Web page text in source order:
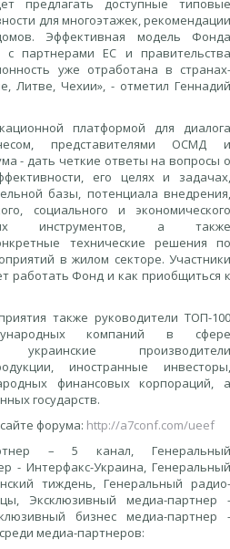
предлагать доступные типовые
для многоэтажек, рекомендации
Эффективная модель Фонда
с партнерами ЕС и правительства
уже отработана в странах-
Литве, Чехии», - отметил Геннадий
платформой для диалога
представителями ОСМД и
- дать четкие ответы на вопросы о
его целях и задачах,
базы, потенциала внедрения,
социального и экономического
инструментов, а также
технические решения по
в жилом секторе. Участники
работать Фонд и как приобщиться к
также руководители ТОП-100
компаний в сфере
украинские производители
иностранные инвесторы,
финансовых корпораций, а
государств.
форума: http://a7conf.com/ueef
– 5 канал, Генеральный
- Интерфакс-Украина, Генеральный
тиждень, Генеральный радио-
Эксклюзивный медиа-партнер -
бизнес медиа-партнер -
медиа-партнеров: